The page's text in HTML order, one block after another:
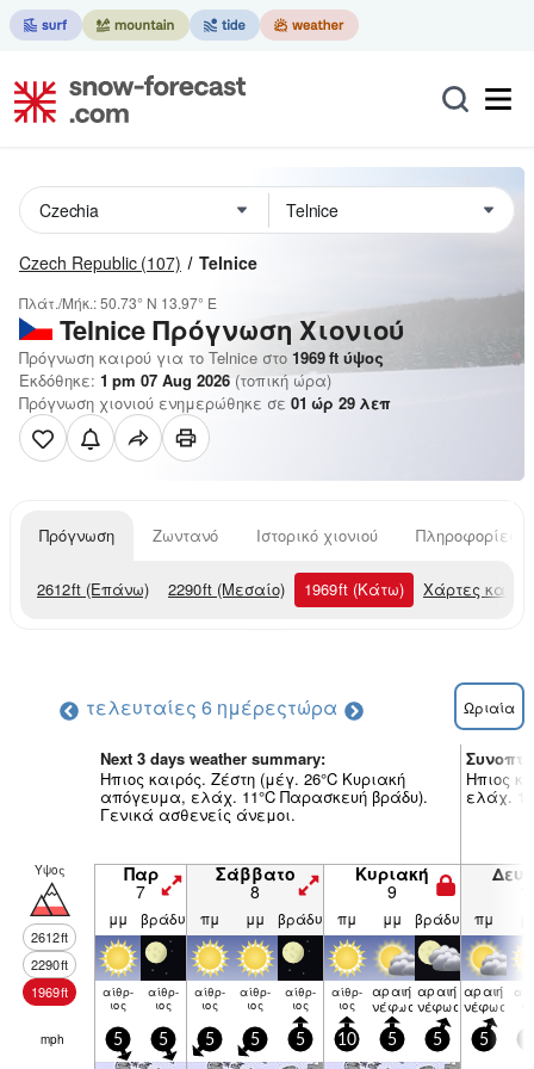
Czech Republic (107) Telnice
Πλάτ./Μήκ.:50.73° N 13.97° E
TelniceΠρόγνωση Χιονιού
Πρόγνωση καιρού για το Telnice στο 1969ft ύψος
Εκδόθηκε: 1 pm 07 Aug 2026 (τοπική ώρα)
Πρόγνωση χιονιού ενημερώθηκε σε 01 ώρ 29 λεπ
Πρόγνωση Ζωντανό Ιστορικό χιονιού Πληροφορίες
2612ft (Επάνω) 2290ft (Μεσαίο) 1969ft (Κάτω) Χάρτες
τελευταίες 6 ημέρεςτώρα Ωριαία
Next 3 days weather summary:
Ηπιος καιρός. Ζέστη (μέγ. 26°C Κυριακή
απόγευμα, ελάχ. 11°C Παρασκευή βράδυ).
Γενικά ασθενείς άνεμοι.
Ηπιος
ελάχ.
Υψος
2612ft
2290ft
1969ft
Παρ
7
Σάββατο
8
Κυριακή
9
μμ βράδυ πμ μμ βράδυ πμ μμ βράδυ πμ
αίθρ­
ιος
αίθρ­
ιος
αίθρ­
ιος
αίθρ­
ιος
αίθρ­
ιος
αίθρ­
ιος
αραιή
νέφωση
αραιή
νέφωση
αραιή
νέφωση
mph 5 5 5 5 5 10 5 5 5